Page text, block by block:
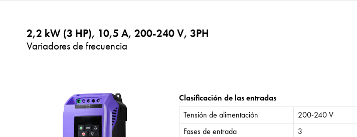
2,2 kW (3 HP), 10,5 A, 200-240 V, 3PH
Variadores de frecuencia
Clasificación de las entradas
Tensión de alimentación
200-240 V
Fases de entrada
3